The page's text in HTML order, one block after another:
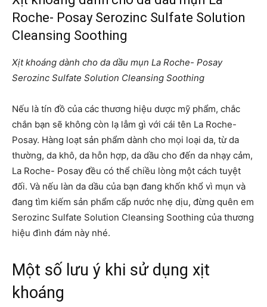
Roche- Posay Serozinc Sulfate Solution
Cleansing Soothing
Xịt khoáng dành cho da dầu mụn La Roche- Posay
Serozinc Sulfate Solution Cleansing Soothing
Nếu là tín đồ của các thương hiệu dược mỹ phẩm, chắc
chắn bạn sẽ không còn lạ lẫm gì với cái tên La Roche-
Posay. Hàng loạt sản phẩm dành cho mọi loại da, từ da
thường, da khô, da hỗn hợp, da dầu cho đến da nhạy cảm,
La Roche- Posay đều có thể chiều lòng một cách tuyệt
đối. Và nếu làn da dầu của bạn đang khốn khổ vì mụn và
đang tìm kiếm sản phẩm cấp nước nhẹ dịu, đừng quên em
Serozinc Sulfate Solution Cleansing Soothing của thương
hiệu đình đám này nhé.
Một số lưu ý khi sử dụng xịt
khoáng